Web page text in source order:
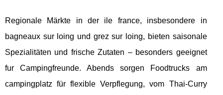
Regionale Märkte in der ile france, insbesondere in
bagneaux sur loing und grez sur loing, bieten saisonale
Spezialitäten und frische Zutaten – besonders geeignet
fur Campingfreunde. Abends sorgen Foodtrucks am
campingplatz für flexible Verpflegung, vom Thai-Curry